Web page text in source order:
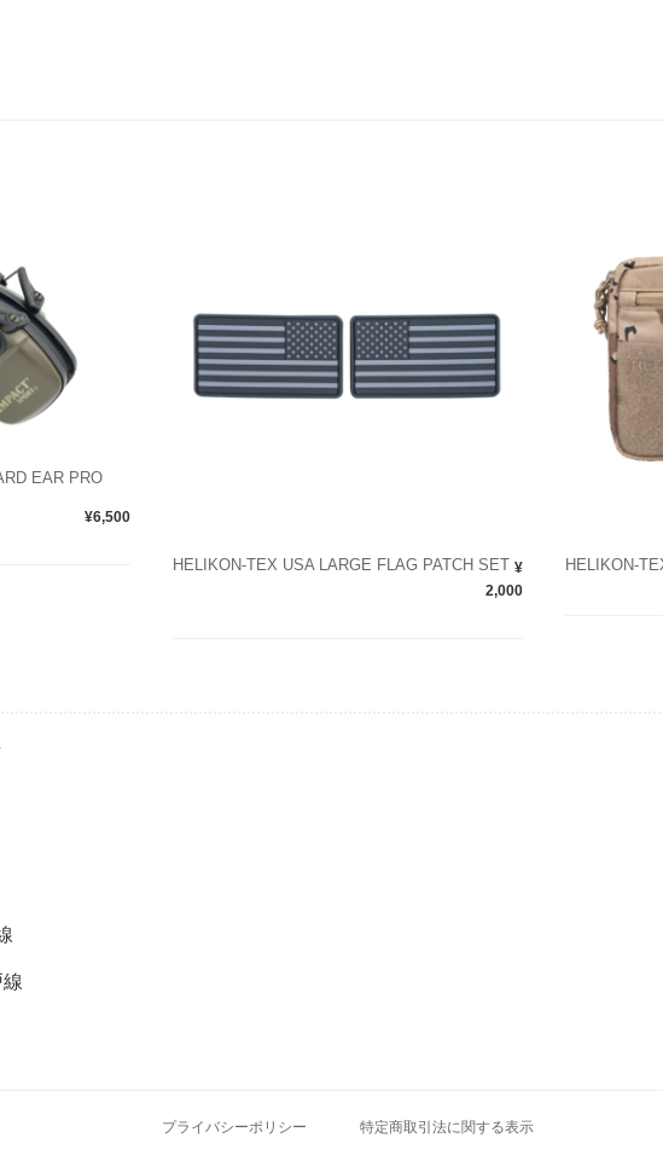
EAR PRO
¥6,500
HELIKON-TEX USA LARGE FLAG PATCH SET ¥
2,000
HELIKON-
プライバシーポリシー 特定商取引法に関する表示